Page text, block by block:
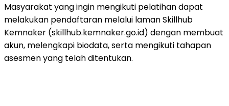
Masyarakat yang ingin mengikuti pelatihan dapat
melakukan pendaftaran melalui laman Skillhub
Kemnaker (skillhub.kemnaker.go.id) dengan membuat
akun, melengkapi biodata, serta mengikuti tahapan
asesmen yang telah ditentukan.